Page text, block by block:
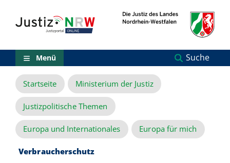
Inhalt
(Sprungmarken)
Menü
Zur
Suche
Zur
NRW-
Entscheidungssuche
Zur
Hauptnavigation
Zum
aktuellen
Inhalt
Menü Suche
Startseite Ministerium der Justiz
Justizpolitische Themen
Europa und Internationales Europa für mich
Verbraucherschutz